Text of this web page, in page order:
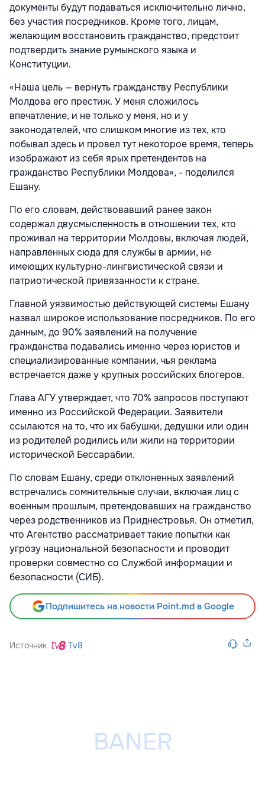
документы будут подаваться исключительно лично,
без участия посредников. Кроме того, лицам,
желающим восстановить гражданство, предстоит
подтвердить знание румынского языка и
Конституции.
«Наша цель — вернуть гражданству Республики
Молдова его престиж. У меня сложилось
впечатление, и не только у меня, но и у
законодателей, что слишком многие из тех, кто
побывал здесь и провел тут некоторое время, теперь
изображают из себя ярых претендентов на
гражданство Республики Молдова», - поделился
Ешану.
По его словам, действовавший ранее закон
содержал двусмысленность в отношении тех, кто
проживал на территории Молдовы, включая людей,
направленных сюда для службы в армии, не
имеющих культурно-лингвистической связи и
патриотической привязанности к стране.
Главной уязвимостью действующей системы Ешану
назвал широкое использование посредников. По его
данным, до 90% заявлений на получение
гражданства подавались именно через юристов и
специализированные компании, чья реклама
встречается даже у крупных российских блогеров.
Глава АГУ утверждает, что 70% запросов поступают
именно из Российской Федерации. Заявители
ссылаются на то, что их бабушки, дедушки или один
из родителей родились или жили на территории
исторической Бессарабии.
По словам Ешану, среди отклоненных заявлений
встречались сомнительные случаи, включая лиц с
военным прошлым, претендовавших на гражданство
через родственников из Приднестровья. Он отметил,
что Агентство рассматривает такие попытки как
угрозу национальной безопасности и проводит
проверки совместно со Службой информации и
безопасности (СИБ).
Подпишитесь на новости Point.md в Google
Источник Tv8